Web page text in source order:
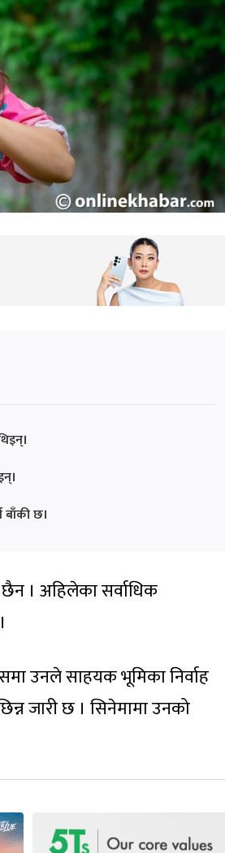
बाँकी छ।
। अहिलेका सर्वाधिक
उनले साहयक भूमिका निर्वाह
जारी छ । सिनेमामा उनको